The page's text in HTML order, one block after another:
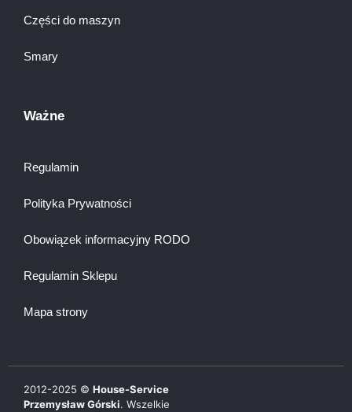
Części do maszyn
Smary
Ważne
Regulamin
Polityka Prywatności
Obowiązek informacyjny RODO
Regulamin Sklepu
Mapa strony
2012-2025 © House-Service
Przemysław Górski. Wszelkie